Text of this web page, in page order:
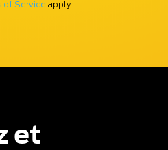
of Service apply.
et